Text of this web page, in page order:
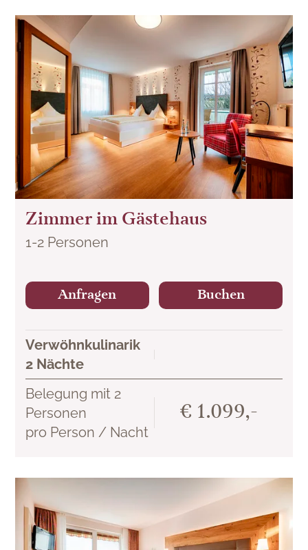
Zimmer im Gästehaus
1-2 Personen
Anfragen Buchen
Verwöhnkulinarik
2 Nächte
Belegung mit 2
Personen
pro Person / Nacht
€ 1.099,-